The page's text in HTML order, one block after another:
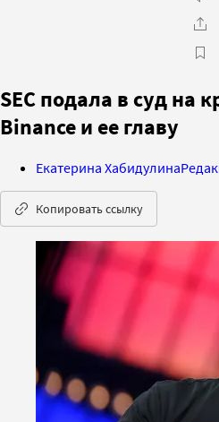
SEC подала в суд на
Binance и ее главу
Екатерина Хабидулина
Копировать ссылку